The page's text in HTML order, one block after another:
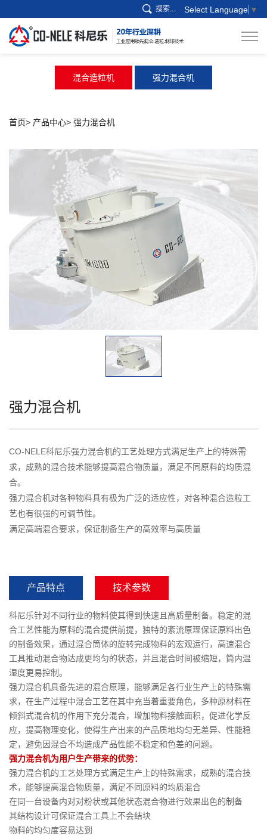
搜索... Select Language ▼
混合造粒机 强力混合机
首页 产品中心 强力混合机
强力混合机
CO-NELE科尼乐强力混合机的工艺处理方式满足生产上的特殊需
求，成熟的混合技术能够提高混合物质量，满足不同原料的均质混
合。
强力混合机对各种物料具有极为广泛的适应性，对各种混合造粒工
艺也有很强的可调节性。
满足高端混合要求，保证制备生产的高效率与高质量
产品特点 技术参数
科尼乐针对不同行业的物料使其得到快速且高质量制备。稳定的混
合工艺性能为原料的混合提供前提，独特的紊流原理保证原料出色
的制备效果，通过混合筒体的旋转完成物料的宏观运行，高速混合
工具推动混合物达成更均匀的状态，并且混合时间被缩短，筒内温
湿度更易控制。
强力混合机具备先进的混合原理，能够满足各行业生产上的特殊需
求，在生产过程中混合工艺在其中充当着重要角色，多种原材料在
倾斜式混合机的作用下充分混合，增加物料接触面积，促进化学反
应，提高物理变化，使得生产出来的产品质地均匀无差异、性能稳
定，避免因混合不均造成产品性能不稳定和色差的问题。
强力混合机为用户生产带来的优势：
强力混合机的工艺处理方式满足生产上的特殊需求，成熟的混合技
术，能够提高混合物质量，满足不同原料的均质混合
在同一台设备内对对粉状或其他状态混合物进行效果出色的制备
其结构设计可保证混合工具上不会结块
物料的均匀度容易达到